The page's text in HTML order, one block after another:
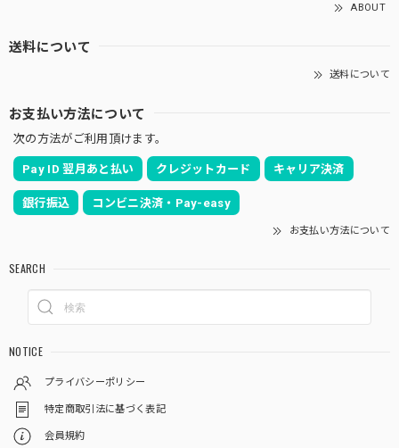
ABOUT
送料について
送料について
お支払い方法について
次の方法がご利用頂けます。
Pay ID 翌月あと払い クレジットカード キャリア決済
銀行振込 コンビニ決済・Pay-easy
お支払い方法について
SEARCH
NOTICE
プライバシーポリシー
特定商取引法に基づく表記
会員規約